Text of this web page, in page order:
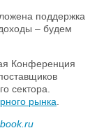
поддержка
– будем
Конференция
сектора.
рынка